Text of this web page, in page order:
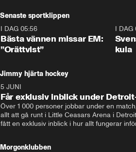
Senaste sportklippen
I DAG 05:56
Bästa vännen missar EM:
”Orättvist”
I DAG
kula
Jimmy hjärta hockey
5 JUNI
Får exklusiv inblick under
Över 1 000 personer jobbar under en
allt att gå runt i Little Ceasars Arena i
fått en exklusiv inblick i hur allt fungerar
Morgonklubben